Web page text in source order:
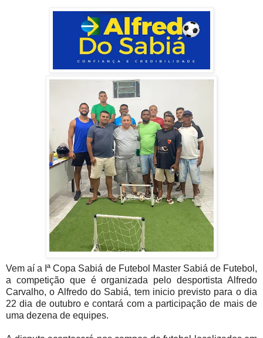
Vem aí a Iª Copa Sabiá de Futebol Master Sabiá de Futebol ,
a competição que é organizada pelo desportista Alfredo
Carvalho, o Alfredo do Sabiá, tem inicio previsto para o dia
22 dia de outubro e contará com a participação de mais de
uma dezena de equipes.